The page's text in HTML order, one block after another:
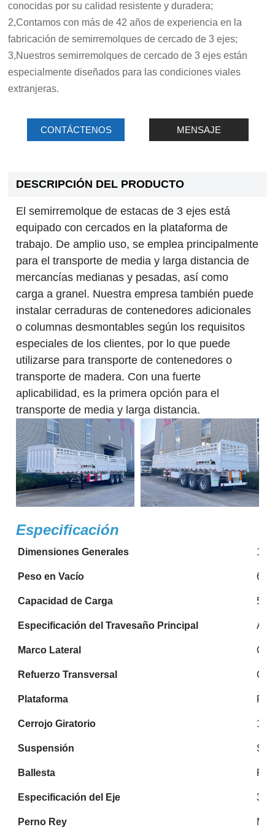
conocidas por su calidad resistente y duradera;
2,Contamos con más de 42 años de experiencia en la
fabricación de semirremolques de cercado de 3 ejes;
3,Nuestros semirremolques de cercado de 3 ejes están
especialmente diseñados para las condiciones viales
extranjeras.
CONTÁCTENOS MENSAJE
DESCRIPCIÓN DEL PRODUCTO
El semirremolque de estacas de 3 ejes está
equipado con cercados en la plataforma de
trabajo. De amplio uso, se emplea principalmente
para el transporte de media y larga distancia de
mercancías medianas y pesadas, así como
carga a granel. Nuestra empresa también puede
instalar cerraduras de contenedores adicionales
o columnas desmontables según los requisitos
especiales de los clientes, por lo que puede
utilizarse para transporte de contenedores o
transporte de madera. Con una fuerte
aplicabilidad, es la primera opción para el
transporte de media y larga distancia.
Especificación
Dimensiones Generales
Peso en Vacío
Capacidad de Carga 50T
Especificación del Travesaño Principal
Marco Lateral
Refuerzo Transversal
Plataforma
Cerrojo Giratorio 12
Suspensión
Ballesta
Especificación del Eje 3
Perno Rey